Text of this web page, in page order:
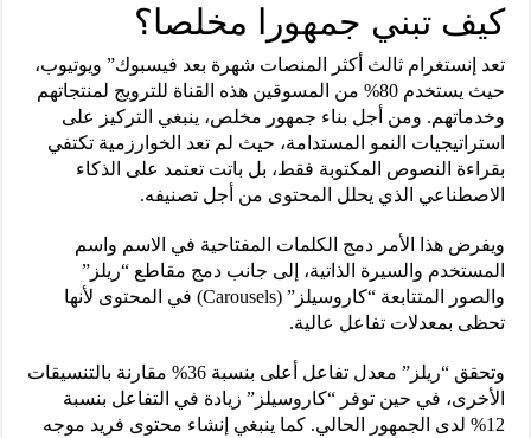
كيف تبني جمهورا مخلصا؟
تعد إنستغرام ثالث أكثر المنصات شهرة بعد فيسبوك” ويوتيوب،
حيث يستخدم 80% من المسوقين هذه القناة للترويج لمنتجاتهم
وخدماتهم. ومن أجل بناء جمهور مخلص، ينبغي التركيز على
استراتيجيات النمو المستدامة، حيث لم تعد الخوارزمية تكتفي
بقراءة النصوص المكتوبة فقط، بل باتت تعتمد على الذكاء
الاصطناعي الذي يحلل المحتوى من أجل تصنيفه.
ويفرض هذا الأمر دمج الكلمات المفتاحية في الاسم واسم
المستخدم والسيرة الذاتية، إلى جانب دمج مقاطع “ريلز”
والصور المتتابعة “كاروسيلز” (Carousels) في المحتوى لأنها
تحظى بمعدلات تفاعل عالية.
وتحقق “ريلز” معدل تفاعل أعلى بنسبة 36% مقارنة بالتنسيقات
الأخرى، في حين توفر “كاروسيلز” زيادة في التفاعل بنسبة
12% لدى الجمهور الحالي. كما ينبغي إنشاء محتوى فريد موجه